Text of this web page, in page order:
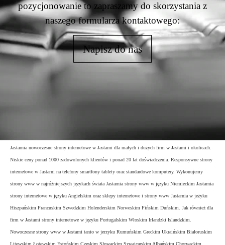
pozycjonowanie to zapraszamy do skorzystania z
naszego formularza kontaktowego:
Napisz do nas
Jastarnia nowoczesne strony internetowe w Jastarni dla małych i dużych firm w Jastarni i okolicach.
Niskie ceny ponad 1000 zadowolonych klientów i ponad 20 lat doświadczenia. Responsywne strony
internetowe w Jastarni na telefony smartfony tablety oraz standardowe komputery. Wykonujemy
strony www w najróżniejszych językach świata Jastarnia strony www w języku Niemieckim Jastarnia
strony internetowe w języku Angielskim oraz sklepy internetowe i strony www Jastarnia w jeżyku
Hiszpańskim Francuskim Szwedzkim Holenderskim Norweskim Fińskim Duńskim. Jak również dla
firm w Jastarni strony internetowe w języku Portugalskim Włoskim Irlandzki Islandzkim.
Nowoczesne strony www w Jastarni tanio w jerzyku Rumuńskim Greckim Ukraińskim Białoruskim
Litewskim Łotewskim Estońskim Czeskim Słowackim Szwajcarskim Albańskim Chorwackim